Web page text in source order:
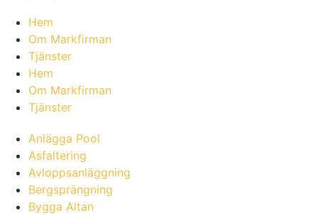
Hem
Om Markfirman
Tjänster
Hem
Om Markfirman
Tjänster
Anlägga Pool
Asfaltering
Avloppsanläggning
Bergsprängning
Bygga Altan